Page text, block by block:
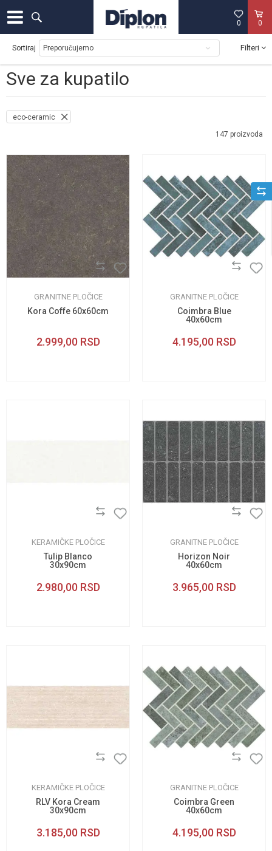
0
0
Sve za kupatilo
Sortiraj Filteri
eco-ceramic
147 proizvoda
GRANITNE PLOČICE
Kora Coffe 60x60cm
2.999,00 RSD
GRANITNE PLOČICE
Coimbra Blue
40x60cm
4.195,00 RSD
KERAMIČKE PLOČICE
Tulip Blanco
30x90cm
2.980,00 RSD
GRANITNE PLOČICE
Horizon Noir
40x60cm
3.965,00 RSD
KERAMIČKE PLOČICE
RLV Kora Cream
30x90cm
3.185,00 RSD
GRANITNE PLOČICE
Coimbra Green
40x60cm
4.195,00 RSD